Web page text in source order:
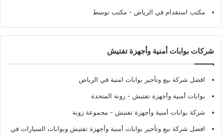
مكتب استقدام في الرياض - مكتب توسط
شركات بوابات أمنية وأجهزة تفتيش
افضل شركة بيع وتأجير بوابات امنية في الرياض
بوابات أمنية وأجهزة تفتيش - زونة المتحدة
شركة بوابات أمنية وأجهزة تفتيش - مجموعة زونة
افضل شركة بيع وتأجير بوابات أمنية وأجهزة تفتيش وبوابات السيارات في